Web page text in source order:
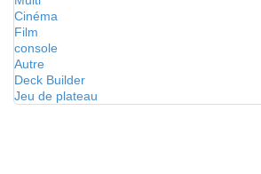
Cinéma
Film
console
Autre
Deck Builder
Jeu de plateau